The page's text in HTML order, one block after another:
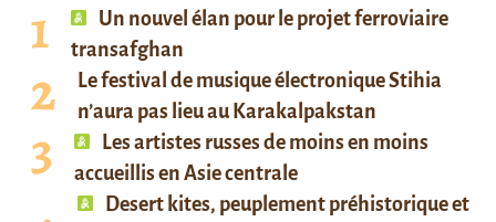
Un nouvel élan pour le projet ferroviaire
transafghan
Le festival de musique électronique Stihia
n’aura pas lieu au Karakalpakstan
Les artistes russes de moins en moins
accueillis en Asie centrale
Desert kites, peuplement préhistorique et